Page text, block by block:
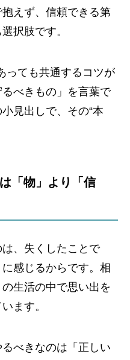
えず、信頼できる第
択肢です。
っても共通するコツが
べきもの」を言葉で
見出しで、その“本
「物」より「信
、失くしたことで
感じるからです。相
生活の中で思い出を
ます。
べきなのは「正しい